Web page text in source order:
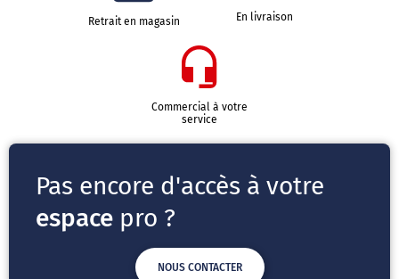
Retrait en magasin En livraison
Commercial à votre
service
Pas encore d'accès à votre
espace pro ?
NOUS CONTACTER